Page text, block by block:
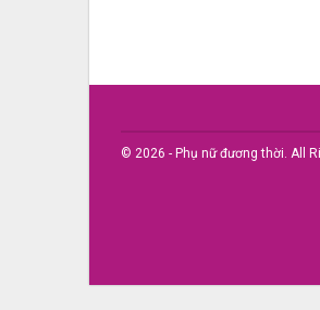
© 2026 - Phụ nữ đương thời. All